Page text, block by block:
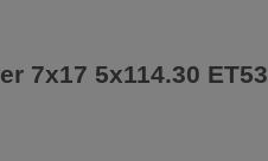
7x17 5x114.30 ET53